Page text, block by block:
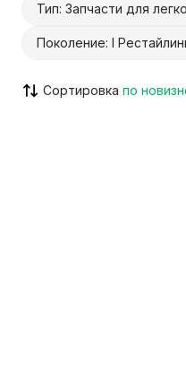
Только с видео
Поколение: I
Сортировка